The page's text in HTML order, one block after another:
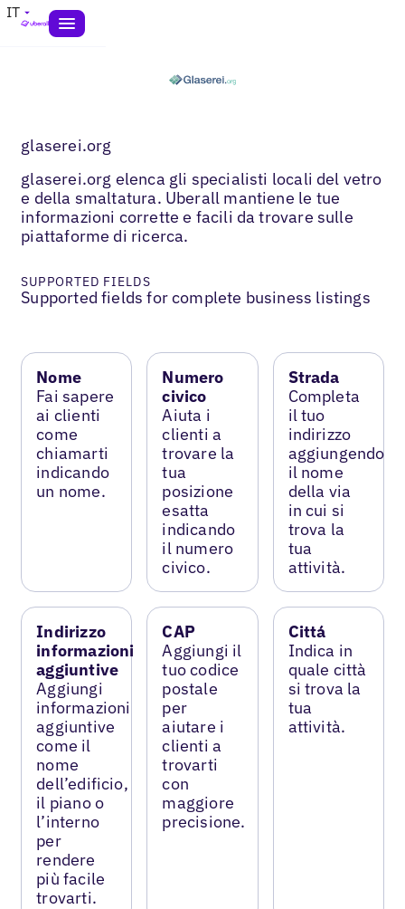
IT
glaserei.org
glaserei.org elenca gli specialisti locali del vetro
e della smaltatura. Uberall mantiene le tue
informazioni corrette e facili da trovare sulle
piattaforme di ricerca.
SUPPORTED FIELDS
Supported fields for complete business listings
Nome
Fai sapere
ai clienti
come
chiamarti
indicando
un nome.
Numero
civico
Aiuta i
clienti a
trovare la
tua
posizione
esatta
indicando
il numero
civico.
Strada
Completa
il tuo
indirizzo
aggiungendo
il nome
della via
in cui si
trova la
tua
attività.
Indirizzo
informazioni
aggiuntive
Aggiungi
informazioni
aggiuntive
come il
nome
dell’edificio,
il piano o
l’interno
per
rendere
più facile
trovarti.
CAP
Aggiungi il
tuo codice
postale
per
aiutare i
clienti a
trovarti
con
maggiore
precisione.
Cittá
Indica in
quale città
si trova la
tua
attività.